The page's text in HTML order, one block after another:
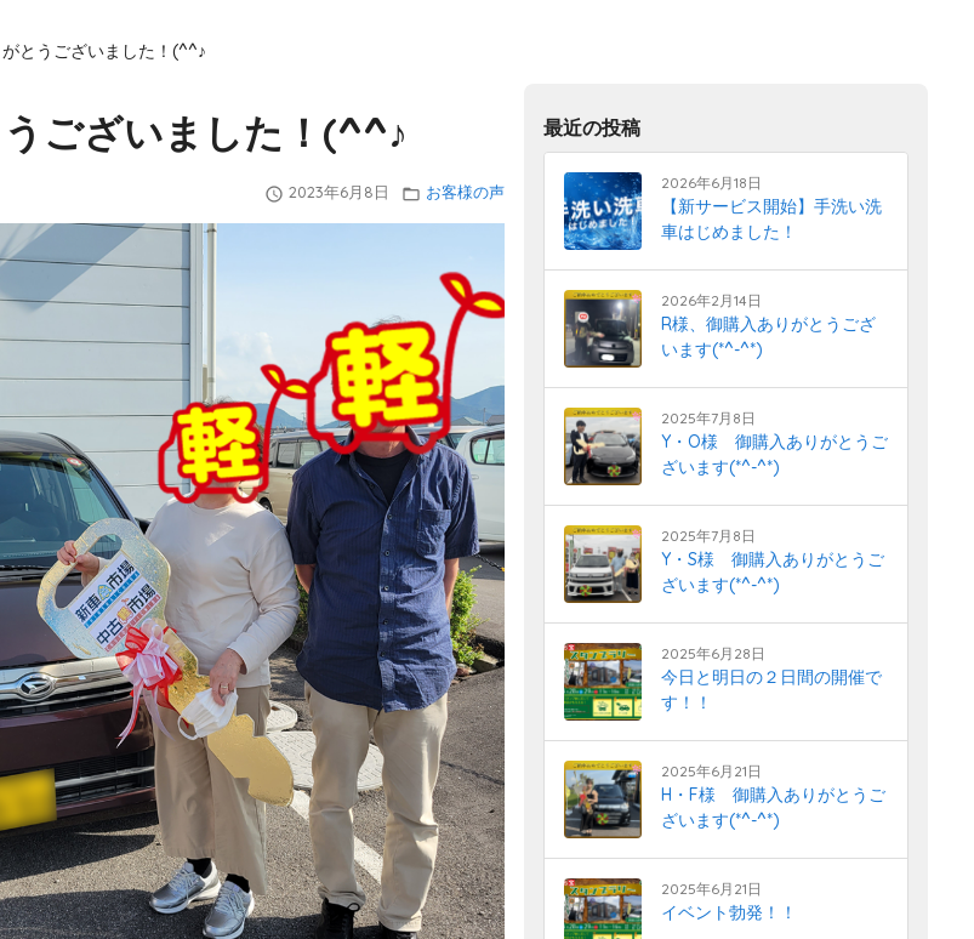
とうございました！(^^♪
ございました！(^^♪
query_builder 2023年6月8日 folder_open お客様の声
最近の投稿
2026年6月18日
【新サービス開始】手洗い洗
車はじめました！
2026年2月14日
R様、御購入ありがとうござ
います(*^-^*)
2025年7月8日
Y・O様 御購入ありがとうご
ざいます(*^-^*)
2025年7月8日
Y・S様 御購入ありがとうご
ざいます(*^-^*)
2025年6月28日
今日と明日の２日間の開催で
す！！
2025年6月21日
H・F様 御購入ありがとうご
ざいます(*^-^*)
2025年6月21日
イベント勃発！！